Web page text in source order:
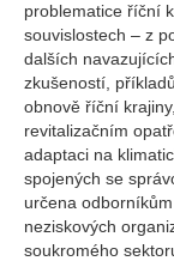
problematice říční
souvislostech – z
dalších
zkušeností,
obnově říční
revitalizačním
adaptaci na
spojených se
určena
neziskových
soukromého